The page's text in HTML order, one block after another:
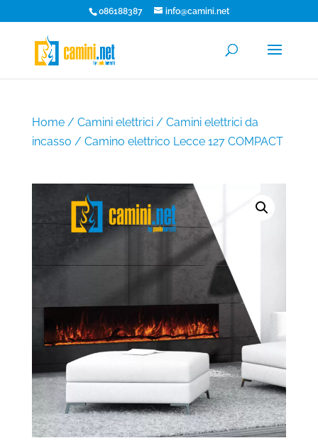
086188387 info@camini.net
Home/ Camini elettrici/ Camini elettrici da
incasso / Camino elettrico Lecce 127 COMPACT